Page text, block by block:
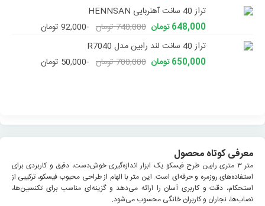
تراز 40 سانت آهنربایی HENNSAN
648,000 تومان
740,000 تومان
-92,000 تومان
تراز 40 سانت لند رابین مدل R7040
650,000 تومان
700,000 تومان -50,000 تومان
معرفی کوتاه محصول
متر ۳ متری رابین طرح فیسکو یک ابزار اندازه‌گیری خوش‌دست، دقیق و کاربردی برای
استفاده‌های روزمره و حرفه‌ای است. این متر با الهام از طراحی محبوب فیسکو، ترکیبی از
استحکام، دقت و کاربری آسان را ارائه می‌دهد و گزینه‌ای مناسب برای تکنسین‌ها،
نصاب‌ها، نجاران و کاربران خانگی محسوب می‌شود.